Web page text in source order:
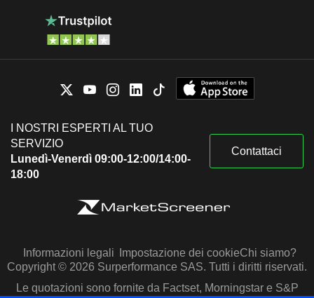
I NOSTRI ESPERTI AL TUO
SERVIZIO
Lunedì-Venerdì 09:00-12:00/14:00-
18:00
Contattaci
Informazioni legali Impostazione dei cookieChi siamo?
Copyright © 2026 Surperformance SAS. Tutti i diritti riservati.
Le quotazioni sono fornite da Factset, Morningstar e S&P